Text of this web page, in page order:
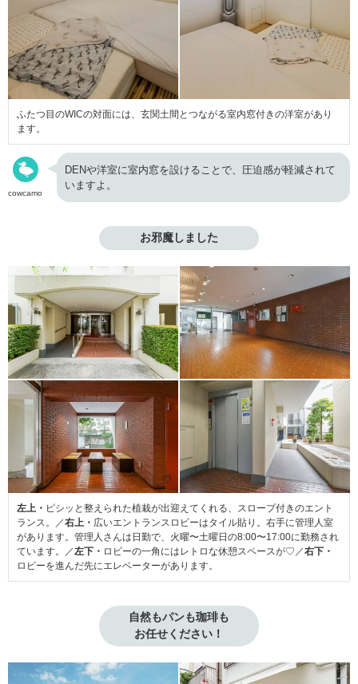
ふたつ目のWICの対面には、玄関土間とつながる室内窓付きの洋室があり
ます。
cowcamo
DENや洋室に室内窓を設けることで、圧迫感が軽減されて
いますよ。
お邪魔しました
左上・ ピシッと整えられた植栽が出迎えてくれる、スロープ付きのエント
ランス。／右上・ 広いエントランスロビーはタイル貼り。右手に管理人室
があります。管理人さんは日勤で、火曜〜土曜日の8:00〜17:00に勤務され
ています。／左下・ ロビーの一角にはレトロな休憩スペースが♡／右下・
ロビーを進んだ先にエレベーターがあります。
自然もパンも珈琲も
お任せください！